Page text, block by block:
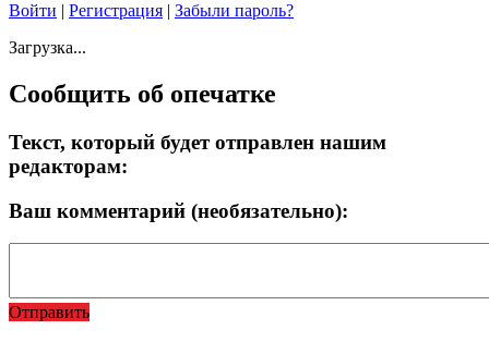
Войти | Регистрация | Забыли пароль?
Загрузка...
Сообщить об опечатке
Текст, который будет отправлен нашим
редакторам:
Ваш комментарий (необязательно):
Отправить